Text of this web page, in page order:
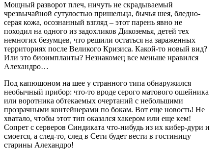
Мощный разворот плеч, ничуть не скрадываемый
чрезвычайной сутулостью пришельца, бычья шея, бледно-
серая кожа, осознанный взгляд – этот парень явно не
походил на одного из задохликов Дикоземья, детей тех
немногих безумцев, что решили остаться на зараженных
территориях после Великого Кризиса. Какой-то новый вид?
Или это биоимпланты? Незнакомец все меньше нравился
Алехандро…
Под капюшоном на шее у странного типа обнаружился
необычный прибор: что-то вроде серого матового ошейника
или воротника обтекаемых очертаний с небольшими
прозрачными контейнерами по бокам. Вот еще новость! Не
хватало, чтобы этот тип оказался хакером или еще кем!
Сопрет с серверов Синдиката что-нибудь из их кибер-дури и
смоется, а след-то, след в Сети будет вести в гостиницу
старины Алехандро!